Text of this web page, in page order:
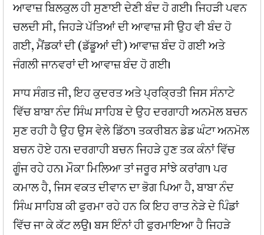
ਆਵਾਜ਼ ਬਿਲਕੁਲ ਹੀ ਸੁਣਾਈ ਦੇਣੀ ਬੰਦ ਹੋ ਗਈ। ਜਿਹੜੀ ਪਵਨ
ਚਲਦੀ ਸੀ, ਜਿਹੜੇ ਪੱਤਿਆਂ ਦੀ ਆਵਾਜ਼ ਸੀ ਉਹ ਵੀ ਬੰਦ ਹੋ
ਗਈ, ਮੈਂਡਕਾਂ ਦੀ (ਡੱਡੂਆਂ ਦੀ) ਆਵਾਜ਼ ਬੰਦ ਹੋ ਗਈ ਅਤੇ
ਜੰਗਲੀ ਜਾਨਵਰਾਂ ਦੀ ਆਵਾਜ਼ ਬੰਦ ਹੋ ਗਈ।
ਸਾਧ ਸੰਗਤ ਜੀ, ਇਹ ਕੁਦਰਤ ਅਤੇ ਪ੍ਰਕ੍ਰਿਤੀ ਜਿਸ ਸੰਨਾਟੇ
ਵਿੱਚ ਬਾਬਾ ਨੰਦ ਸਿੰਘ ਸਾਹਿਬ ਦੇ ਉਹ ਦਰਗਾਹੀ ਅਨਮੋਲ ਬਚਨ
ਸੁਣ ਰਹੀ ਹੈ ਉਹ ਉਸ ਵੇਲੇ ਡਿੱਠਾ। ਤਕਰੀਬਨ ਡੇਡ ਘੰਟਾ ਅਨਮੋਲ
ਬਚਨ ਹੋਏ ਹਨ। ਦਰਗਾਹੀ ਬਚਨ ਜਿਹੜੇ ਹੁਣ ਤਕ ਕੰਨਾਂ ਵਿੱਚ
ਗੂੰਜ ਰਹੇ ਹਨ। ਮੌਕਾ ਮਿਲਿਆ ਤਾਂ ਜਰੂਰ ਸਾਂਝੇ ਕਰਾਂਗਾ। ਪਰ
ਕਮਾਲ ਹੈ, ਜਿਸ ਵਕਤ ਦੀਵਾਨ ਦਾ ਭੋਗ ਪਿਆ ਹੈ, ਬਾਬਾ ਨੰਦ
ਸਿੰਘ ਸਾਹਿਬ ਕੀ ਫੁਰਮਾ ਰਹੇ ਹਨ ਕਿ ਇਹ ਰਾਤ ਨੇੜੇ ਦੇ ਪਿੰਡਾਂ
ਵਿੱਚ ਜਾ ਕੇ ਕੱਟ ਲਉ। ਬਸ ਇੰਨਾਂ ਹੀ ਫੁਰਮਾਇਆ ਹੈ ਜਿਹੜੇ